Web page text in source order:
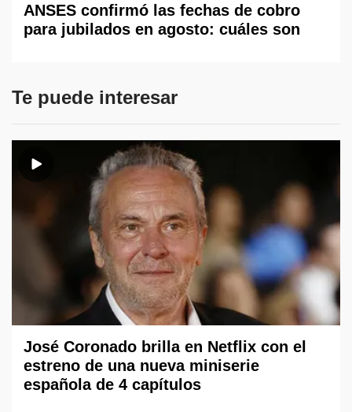
ANSES confirmó las fechas de cobro
para jubilados en agosto: cuáles son
Te puede interesar
José Coronado brilla en Netflix con el
estreno de una nueva miniserie
española de 4 capítulos